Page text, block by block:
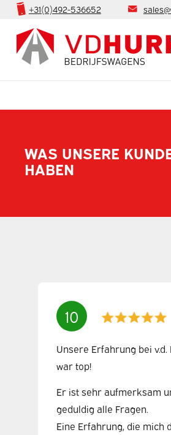
+31(0)492-536652
WAS UNSERE
HABEN
10
Unsere Erfahrung bei
war top!
Er ist sehr aufmerksam
geduldig alle Fragen.
Eine Erfahrung, die mich